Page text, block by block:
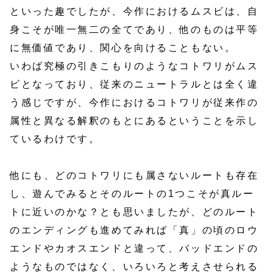
といった趣でしたが、今作におけるムスビは、自
身こそが唯一無二の全てであり、他のものは平等
に無価値であり、関心を向けることもない。
いわば究極の引きこもりのようなコトワリがムス
ビとなっており、従来のニュートラルとは全く違
う感じですが、今作におけるコトワリが従来作の
属性と異なる解釈のもとにあるということを示し
ているわけです。
他にも、どのコトワリにも属さないルートも存在
し、遊んでみるとそのルートの1つこそが真ルー
トに近いのかな？とも思いましたが、どのルート
のエンディングも進めてみれば「真」の頃のロウ
エンドやカオスエンドと違って、バッドエンドの
ようなものではなく、いろいろと考えさせられる